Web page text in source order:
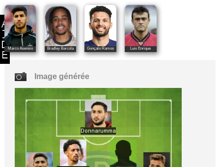
Marco Asensio Bradley Barcola Gonçalo Ramos Luis Enrique
Image générée